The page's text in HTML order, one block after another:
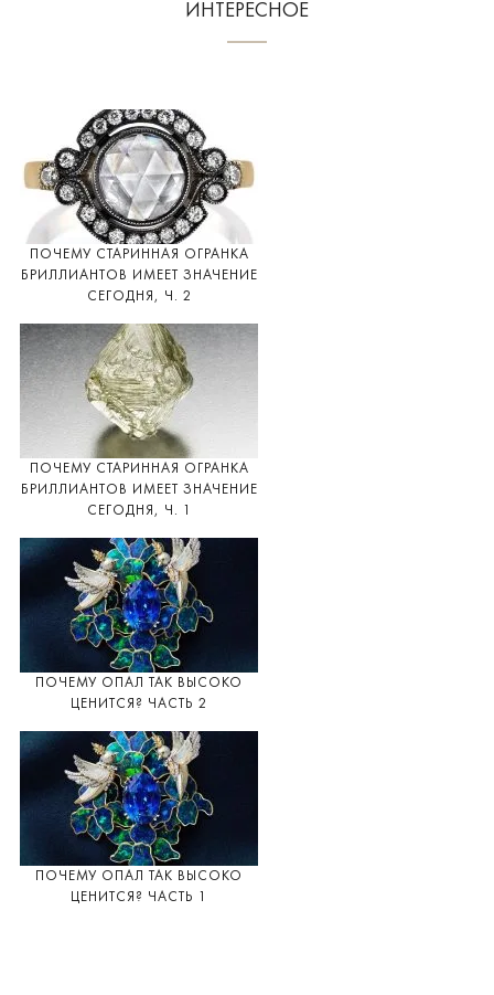
ИНТЕРЕСНОЕ
ПОЧЕМУ СТАРИННАЯ ОГРАНКА
БРИЛЛИАНТОВ ИМЕЕТ ЗНАЧЕНИЕ
СЕГОДНЯ, Ч. 2
ПОЧЕМУ СТАРИННАЯ ОГРАНКА
БРИЛЛИАНТОВ ИМЕЕТ ЗНАЧЕНИЕ
СЕГОДНЯ, Ч. 1
ПОЧЕМУ ОПАЛ ТАК ВЫСОКО
ЦЕНИТСЯ? ЧАСТЬ 2
ПОЧЕМУ ОПАЛ ТАК ВЫСОКО
ЦЕНИТСЯ? ЧАСТЬ 1